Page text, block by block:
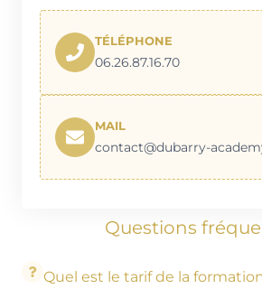
TÉLÉPHONE
06.26.87.16.70
MAIL
contact@dubarry-
Questions
Quel est le tarif de la